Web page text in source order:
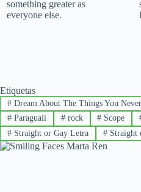
something greater as
everyone else.
Etiquetas
#Dream About The Things You
#Paraguaii #rock # Scope
#Straight or Gay Letra #Straight